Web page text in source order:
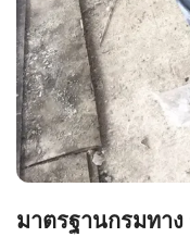
มาตรฐานกรมทาง